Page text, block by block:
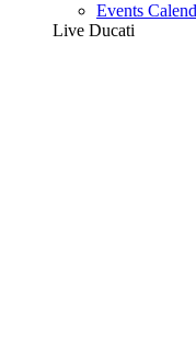
Events
Live Ducati